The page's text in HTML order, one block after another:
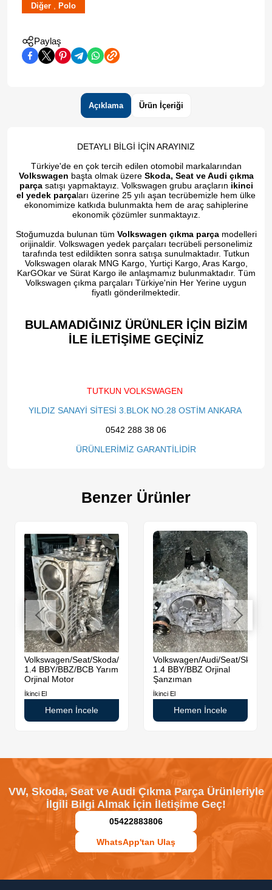
Diğer , Polo
Paylaş
Açıklama Ürün İçeriği
DETAYLI BİLGİ İÇİN ARAYINIZ
Türkiye'de en çok tercih edilen otomobil markalarından
Volkswagen başta olmak üzere Skoda, Seat ve Audi çıkma
parçasatışı yapmaktayız. Volkswagen grubu araçların ikinci
el yedek parçaları üzerine 25 yılı aşan tecrübemizle hem ülke
ekonomimize katkıda bulunmakta hem de araç sahiplerine
ekonomik çözümler sunmaktayız.
Stoğumuzda bulunan tüm Volkswagen çıkma parçamodelleri
orijinaldir. Volkswagen yedek parçaları tecrübeli personelimiz
tarafında test edildikten sonra satışa sunulmaktadır. Tutkun
Volkswagen olarak MNG Kargo, Yurtiçi Kargo, Aras Kargo,
KarGOkar ve Sürat Kargo ile anlaşmamız bulunmaktadır. Tüm
Volkswagen çıkma parçaları Türkiye'nin Her Yerine uygun
fiyatlı gönderilmektedir.
BULAMADIĞINIZ ÜRÜNLER İÇİN BİZİM
İLE İLETİŞİME GEÇİNİZ​
TUTKUN VOLKSWAGEN
YILDIZ SANAYİ SİTESİ 3.BLOK NO.28 OSTİM ANKARA
0542 288 38 06
ÜRÜNLERİMİZ GARANTİLİDİR
Benzer Ürünler
Volkswagen/Seat/Skoda/Audi
1.4 BBY/BBZ/BCB Yarım
Orjinal Motor
İkinci El
Hemen İncele
Volkswagen/Audi/Seat/Skoda
1.4 BBY/BBZ Orjinal
Şanzıman
İkinci El
Hemen İncele
VW, Skoda, Seat ve Audi Çıkma Parça Ürünleriyle
İlgili Bilgi Almak İçin İletişime Geç!
05422883806
WhatsApp'tan Ulaş